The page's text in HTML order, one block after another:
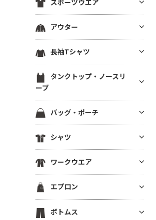
オーガニック・天然素材Tシャ
ツ
リサイクル素材Tシャツ
7分袖・5分袖（ハーフスリー
ブ）
ラグランTシャツ
後染め・タイダイTシャツ
クロップドTシャツ
きれいめ・上質プレミアムTシ
ボーダーTシャツ
グラフィックTシャツ
ワンピース・チュニック
メンズカットソー
ポケ付きポロシャツ
ボタンダウンポロシャツ
裏起毛トレーナー
ドライスウェット トレーナー
ビッグシルエット トレーナー
薄手パーカー(8.9oz以下)
中肉パーカー(9～10.9oz)
厚手パーカー(11oz～)
裏毛(裏パイル)パーカー
裏起毛パーカー
ドライスウェット パーカー
パーカーその他
スウェットショーツ
スウェットジャケット
スウェットカーディガン
半袖スウェット
スポーツウエア
スポーツウエア トップス(半袖)
スポーツウエア トップス(長袖)
スポーツウエア ノースリーブ
ジャージ トラックパンツ
ハーフパンツ・ショーツ
ロングパンツ
スポーツ用インナー
ビブス
スポーツ ソックス
スポーツアクセサリー
アウター
ブルゾン(裏地なし)
ブルゾン(裏地あり)
ブルゾン(厚手・防寒）
イベントブルゾン
コーチジャケット
スタジアムジャンパー
スポーツジャケット
フリースジャケット
ポンチョ
はっぴ
その他ジャケット・アウター
長袖Tシャツ
定番無地長袖Tシャツ
ドライ・機能性長袖Tシャツ
薄手長袖Tシャツ(4.9oz以下)
中肉長袖厚Tシャツ(5～5.5oz)
ヘビーウエイト長袖Tシャツ(5.
6～6.4oz)
厚手長袖Tシャツ(6.5oz～)
ビッグシルエット長袖Tシャツ
Vネック長袖Tシャツ
タンクトップ・ノースリ
ーブ
タンクトップ
ノースリーブ
ドライノースリーブ
キャミソール
バッグ・ポーチ
コットンバッグ
キャンバストートバッグ
ナイロン・ポリエステルバッグ
保冷・保温バッグ
デニムバッグ
シャツ
半袖シャツ
長袖シャツ
7分袖・5分袖シャツ
ワークシャツ
ワークウエア
ワークシャツ(半袖)
ワークシャツ(長袖)
ワークパンツ
エプロン
胸当てエプロン
ボトムス